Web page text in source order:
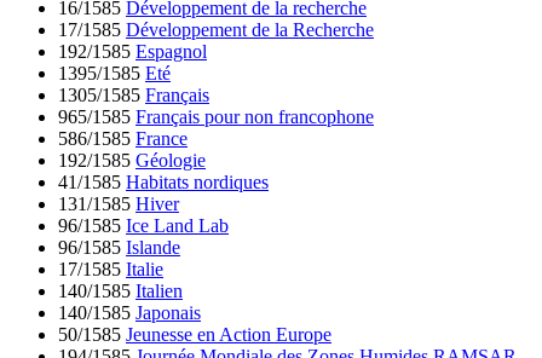
16/1585 Développement de la recherche
17/1585 Développement de la Recherche
192/1585 Espagnol
1395/1585 Eté
1305/1585 Français
965/1585 Français pour non francophone
586/1585 France
192/1585 Géologie
41/1585 Habitats nordiques
131/1585 Hiver
96/1585 Ice Land Lab
96/1585 Islande
17/1585 Italie
140/1585 Italien
140/1585 Japonais
50/1585 Jeunesse en Action Europe